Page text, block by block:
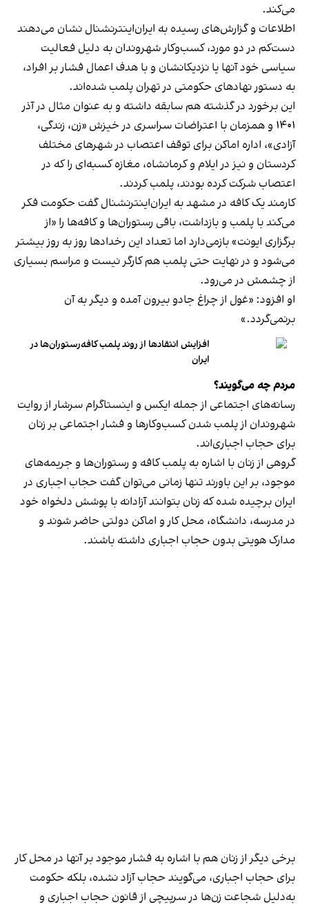
می‌کند.
اطلاعات و گزارش‌های رسیده به ایران‌اینترنشنال نشان می‌دهند
دست‌کم در دو مورد، کسب‌وکار شهروندان به دلیل فعالیت
سیاسی خود آنها یا نزدیکانشان و با هدف اعمال فشار بر افراد،
به دستور نهادهای حکومتی در تهران پلمب شده‌اند.
این برخورد در گذشته هم سابقه داشته و به عنوان مثال در آذر
۱۴۰۱ و همزمان با اعتراضات سراسری در خیزش «زن، زندگی،
آزادی»، اداره اماکن برای توقف اعتصاب در شهرهای مختلف
کردستان و نیز در ایلام و کرمانشاه، مغازه کسبه‌ای را که در
اعتصاب شرکت کرده بودند، پلمب کردند.
کارمند یک کافه در مشهد به ایران‌اینترنشنال گفت حکومت فکر
می‌کند با پلمب و بازداشت، باقی رستوران‌ها و کافه‌ها را «از
برگزاری ایونت» بازمی‌دارد اما تعداد این رخدادها روز به روز بیشتر
می‌شود و در نهایت حتی پلمب هم کارگر نیست و مراسم بسیاری
از چشمش در می‌رود.
او افزود: «غول از چراغ جادو بیرون آمده و دیگر به آن
برنمی‎‌گردد.»
افزایش انتقادها از روند پلمب کافه‌رستوران‌ها در
ایران
مردم چه می‌گویند؟
رسانه‎‌های اجتماعی از جمله ایکس و اینستاگرام سرشار از روایت
شهروندان از پلمب شدن کسب‌وکارها و فشار اجتماعی بر زنان
برای حجاب اجباری‌اند.
گروهی از زنان با اشاره به پلمب کافه و رستوران‌ها و جریمه‌های
موجود، بر این باورند تنها زمانی می‌توان گفت حجاب اجباری در
ایران برچیده شده که زنان بتوانند آزادانه با پوشش دلخواه خود
در مدرسه، دانشگاه، محل کار و اماکن دولتی حاضر شوند و
مدارک هویتی بدون حجاب اجباری داشته باشند.
برخی دیگر از زنان هم با اشاره به فشار موجود بر آنها در محل کار
برای حجاب اجباری، می‌گویند حجاب آزاد نشده، بلکه حکومت
به‌دلیل شجاعت زن‌ها در سرپیچی از قانون حجاب اجباری و